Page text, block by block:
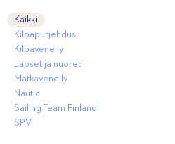
Kilpapurjehdus
Kilpaveneily
Lapset ja nuoret
Matkaveneily
Nautic
Sailing Team Finland
SPV
Kaikki